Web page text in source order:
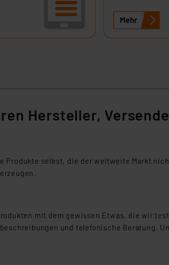
Beurteilung der mit der Datenübermittlung,
Hersteller,
Produkte selbst, die der weltweite Markt
mit dem gewissen Etwas, die wir
und telefonische Beratung.